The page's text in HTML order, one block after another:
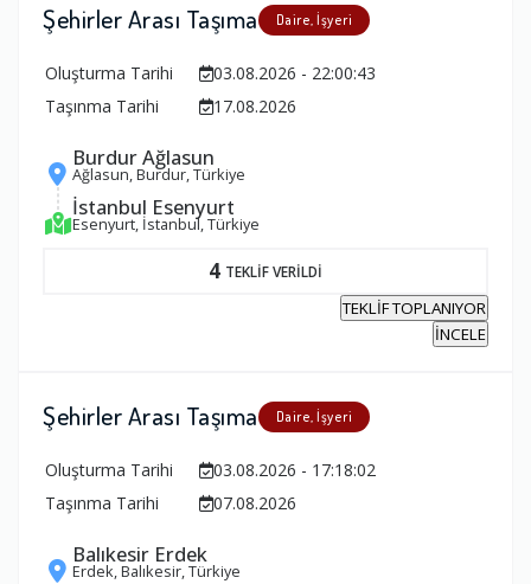
Şehirler Arası Taşıma Daire, İşyeri
Oluşturma Tarihi
03.08.2026 - 22:00:43
Taşınma Tarihi
17.08.2026
Burdur Ağlasun
Ağlasun, Burdur, Türkiye
İstanbul Esenyurt
Esenyurt, İstanbul, Türkiye
4 TEKLİF VERİLDİ
TEKLİF TOPLANIYOR
İNCELE
Şehirler Arası Taşıma Daire, İşyeri
Oluşturma Tarihi
03.08.2026 - 17:18:02
Taşınma Tarihi
07.08.2026
Balıkesir Erdek
Erdek, Balıkesir, Türkiye